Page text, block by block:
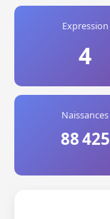
Expression
4
Naissances
88 425